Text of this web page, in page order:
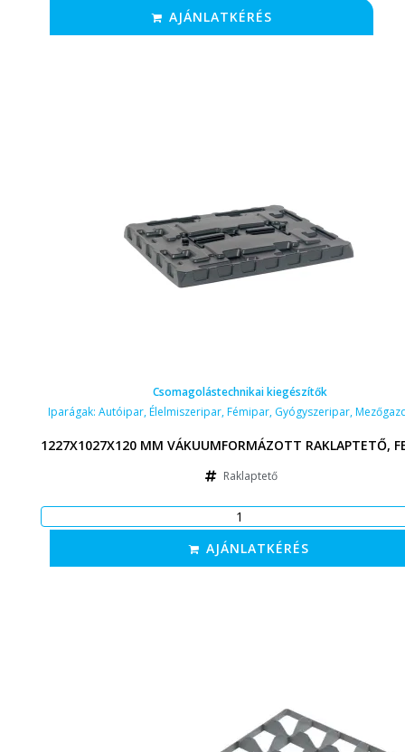
AJÁNLATKÉRÉS
Csomagolástechnikai kiegészítők
Iparágak: Autóipar,Élelmiszeripar,Fémipar, Gyógyszeripar,
1227X1027X120 MM VÁKUUMFORMÁZOTT RAKLAPTETŐ,
Raklaptető
AJÁNLATKÉRÉS